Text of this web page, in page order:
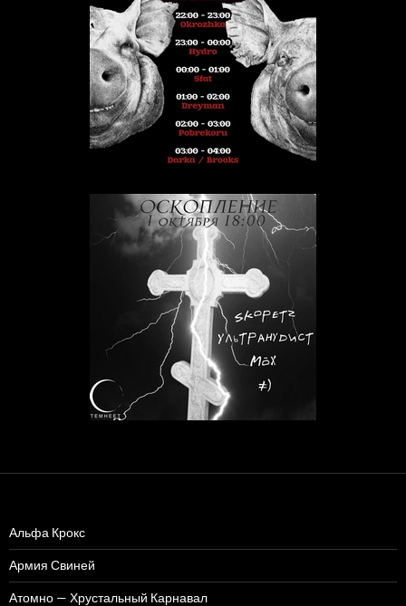
Альфа Крокс
Армия Свиней
Атомно — Хрустальный Карнавал